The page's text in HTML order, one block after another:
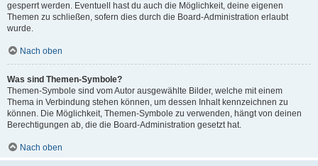
gesperrt werden. Eventuell hast du auch die Möglichkeit, deine eigenen
Themen zu schließen, sofern dies durch die Board-Administration erlaubt
wurde.
Nach oben
Was sind Themen-Symbole?
Themen-Symbole sind vom Autor ausgewählte Bilder, welche mit einem
Thema in Verbindung stehen können, um dessen Inhalt kennzeichnen zu
können. Die Möglichkeit, Themen-Symbole zu verwenden, hängt von deinen
Berechtigungen ab, die die Board-Administration gesetzt hat.
Nach oben